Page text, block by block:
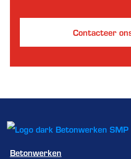
Contacteer
Betonwerken